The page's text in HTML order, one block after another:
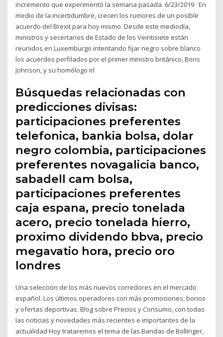
incremento que experimentó la semana pasada. 6/23/2019 · En
medio de la incertidumbre, crecen los rumores de un posible
acuerdo del Brexit para hoy mismo. Desde este mediodía,
ministros y secertarios de Estado de los Veintisiete están
reunidos en Luxemburgo intentando fijar negro sobre blanco
los acuerdos perfilados por el primer ministro británico, Boris
Johnson, y su homólogo irl
Búsquedas relacionadas con
predicciones divisas:
participaciones preferentes
telefonica, bankia bolsa, dolar
negro colombia, participaciones
preferentes novagalicia banco,
sabadell cam bolsa,
participaciones preferentes
caja espana, precio tonelada
acero, precio tonelada hierro,
proximo dividendo bbva, precio
megavatio hora, precio oro
londres
Una selección de los más nuevos corredores en el mercado
español. Los últimos operadores con más promociones, bonos
y ofertas deportivas. Blog sobre Precios y Consumo, con todas
las noticias y novedades más recientes e importantes de la
actualidad Hoy trataremos el tema de las Bandas de Bollinger,